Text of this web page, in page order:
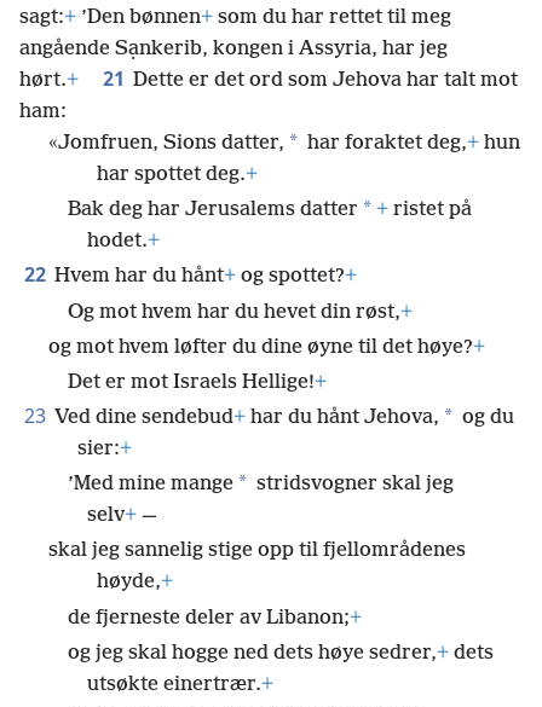
sagt:+ ’Den bønnen+ som du har rettet til meg
angående Sạnkerib, kongen i Assyria, har jeg
hørt.+ 21 Dette er det ord som Jehova har talt mot
ham:
«Jomfruen, Sions datter, * har foraktet deg,+ hun
har spottet deg.+
Bak deg har Jerusalems datter * + ristet på
hodet.+
22 Hvem har du hånt+ og spottet?+
Og mot hvem har du hevet din røst,+
og mot hvem løfter du dine øyne til det høye?+
Det er mot Israels Hellige!+
23 Ved dine sendebud+ har du hånt Jehova, * og du
sier:+
’Med mine mange * stridsvogner skal jeg
selv+ —
skal jeg sannelig stige opp til fjellområdenes
høyde,+
de fjerneste deler av Libanon;+
og jeg skal hogge ned dets høye sedrer,+ dets
utsøkte einertrær.+